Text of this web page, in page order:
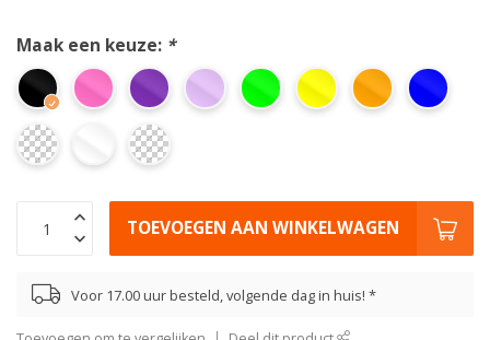
Maak een keuze: *
TOEVOEGEN AAN WINKELWAGEN
Voor 17.00 uur besteld, volgende dag in huis! *